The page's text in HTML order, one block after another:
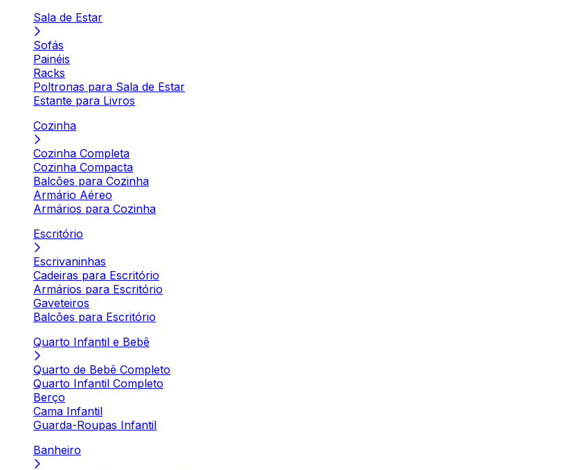
Sala de Estar
Sofás
Painéis
Racks
Poltronas para Sala de Estar
Estante para Livros
Cozinha
Cozinha Completa
Cozinha Compacta
Balcões para Cozinha
Armário Aéreo
Armários para Cozinha
Escritório
Escrivaninhas
Cadeiras para Escritório
Armários para Escritório
Gaveteiros
Balcões para Escritório
Quarto Infantil e Bebê
Quarto de Bebê Completo
Quarto Infantil Completo
Berço
Cama Infantil
Guarda-Roupas Infantil
Banheiro